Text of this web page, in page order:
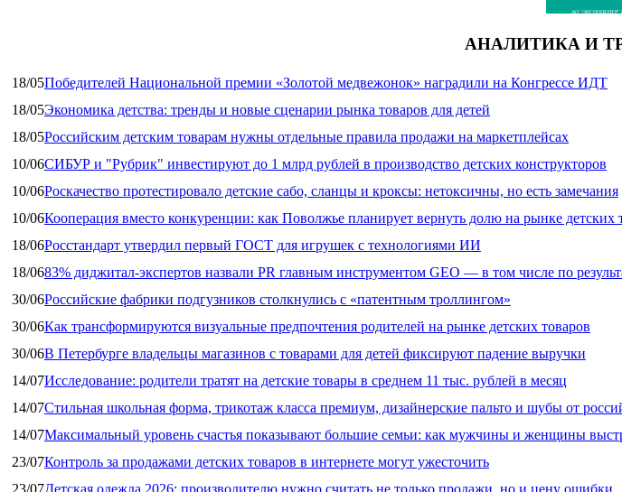
АО "ЭКСПОЦЕНТР"
АНАЛИТИКА И
18/05Победителей Национальной премии «Золотой медвежонок» наградили на Конгрессе ИДТ
18/05Экономика детства: тренды и новые сценарии рынка товаров для детей
18/05Российским детским товарам нужны отдельные правила продажи на маркетплейсах
10/06СИБУР и "Рубрик" инвестируют до 1 млрд рублей в производство детских конструкторов
10/06Роскачество протестировало детские сабо, сланцы и кроксы: нетоксичны, но есть замечания
10/06Кооперация вместо конкуренции: как Поволжье планирует вернуть долю на рынке детских
18/06Росстандарт утвердил первый ГОСТ для игрушек с технологиями ИИ
18/0683% диджитал‑экспертов назвали PR главным инструментом GEO — в том числе по
30/06Российские фабрики подгузников столкнулись с «патентным троллингом»
30/06Как трансформируются визуальные предпочтения родителей на рынке детских товаров
30/06В Петербурге владельцы магазинов с товарами для детей фиксируют падение выручки
14/07Исследование: родители тратят на детские товары в среднем 11 тыс. рублей в месяц
14/07Стильная школьная форма, трикотаж класса премиум, дизайнерские пальто и шубы от
14/07Максимальный уровень счастья показывают большие семьи: как мужчины и женщины
23/07Контроль за продажами детских товаров в интернете могут ужесточить